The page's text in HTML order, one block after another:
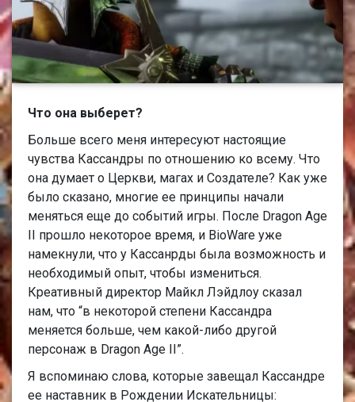
Что она выберет?
Больше всего меня интересуют настоящие
чувства Кассандры по отношению ко всему. Что
она думает о Церкви, магах и Создателе? Как уже
было сказано, многие ее принципы начали
меняться еще до событий игры. После Dragon Age
II прошло некоторое время, и BioWare уже
намекнули, что у Кассанрды была возможность и
необходимый опыт, чтобы измениться.
Креативный директор Майкл Лэйдлоу сказал
нам, что “в некоторой степени Кассандра
меняется больше, чем какой-либо другой
персонаж в Dragon Age II”.
Я вспоминаю слова, которые завещал Кассандре
ее наставник в Рождении Искательницы: